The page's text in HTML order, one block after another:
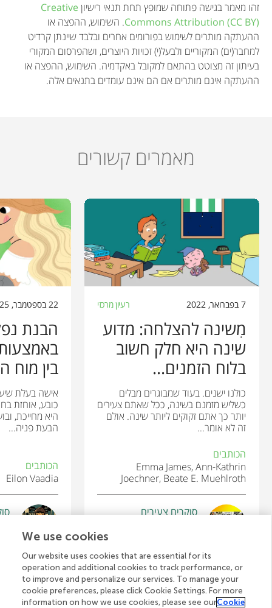
זהו מאמר בגישה פתוחה שמופץ תחת תנאי רישיון Creative
Commons Attribution (CC BY). השימוש, ההפצה או
ההעתקה מותרים לשימוש בפורומים אחרים ובלבד שיינתן קרדיט
למחבר(ים) המקוריים ולבעל(י) זכויות היוצרים, ושהפרסום המקורי
בעיתון זה מצוטט בהתאם למקובל באקדמיה. השימוש, ההפצה או
ההעתקה אינם מותרים אם הם אינם עומדים בתנאים אלה.
מאמרים קשורים
7 בפברואר, 2022 רעיון מרכזי
מִשינה להצלחה: מדוע
שינה היא חלק חשוב
בלוח הזמנים...
כולנו ישנים. בעוד שמבוגרים מבלים
כשליש מזמנם בשינה, ככל שאתם צעירים
יותר כך אתם זקוקים ליותר שינה. אולם
זה לא אומר...
הכותבים
Emma James, Ann-Kathrin
Joechner, Beate E. Muehlroth
סוקרים צעירים
22 בספטמבר, 2025
הבנת
בין מוח
אישה בעלת
כובע, אוחזת
היא מחייכת,
הבעת פניה...
הכותבים
Eilon Vaadia
לצפייה בכל המאמרים
We use cookies
Our website uses cookies that are essential for its
operation and additional cookies to track performance, or
to improve and personalize our services. To manage your
cookie preferences, please click Cookie Settings. For more
information on how we use cookies, please see ourCookie